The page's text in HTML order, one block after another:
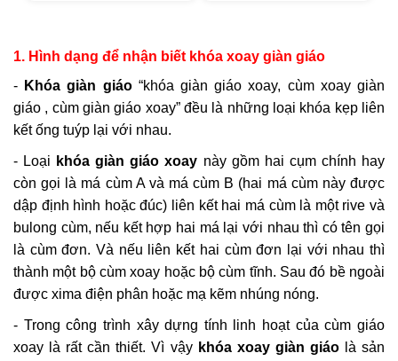
1. Hình dạng để nhận biết khóa xoay giàn giáo
- Khóa giàn giáo“khóa giàn giáo xoay, cùm xoay giàn
giáo , cùm giàn giáo xoay” đều là những loại khóa kẹp liên
kết ống tuýp lại với nhau.
- Loại khóa giàn giáo xoay này gồm hai cụm chính hay
còn gọi là má cùm A và má cùm B (hai má cùm này được
dập định hình hoặc đúc) liên kết hai má cùm là một rive và
bulong cùm, nếu kết hợp hai má lại với nhau thì có tên gọi
là cùm đơn. Và nếu liên kết hai cùm đơn lại với nhau thì
thành một bộ cùm xoay hoặc bộ cùm tĩnh. Sau đó bề ngoài
được xima điện phân hoặc mạ kẽm nhúng nóng.
- Trong công trình xây dựng tính linh hoạt của cùm giáo
xoay là rất cần thiết. Vì vậy khóa xoay giàn giáolà sản